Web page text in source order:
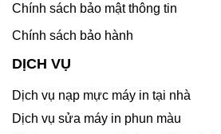
Chính sách bảo mật thông tin
Chính sách bảo hành
DỊCH VỤ
Dịch vụ nạp mực máy in tại nhà
Dịch vụ sửa máy in phun màu